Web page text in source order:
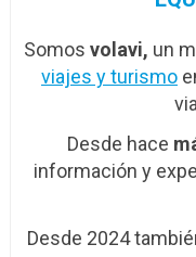
Somosvolavi, un
viajes y turismo
Desde hace
información y
Desde 2024